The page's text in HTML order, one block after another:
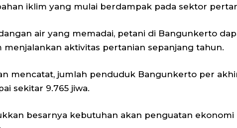
iklim yang mulai berdampak pada sektor
air yang memadai, petani di Bangunkerto
menjalankan aktivitas pertanian sepanjang tahun.
mencatat, jumlah penduduk Bangunkerto per
sekitar 9.765 jiwa.
besarnya kebutuhan akan penguatan ekonomi